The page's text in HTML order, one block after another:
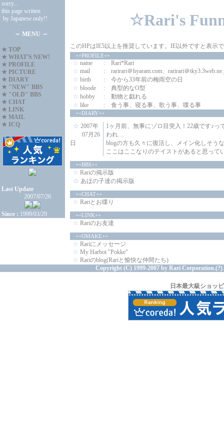
sorry...
this page written
by Japanese only!!
～ MENU ～
★ TOP
★ WHAT'S NEW!
★ PROFILE
★ PICTURE
★ DIARY
★ "NEW" BBS
★ "OLD" BBS
★ CHAT
★ LINK
★ MAIL
★ ICQ
Last Update
2007/07/26
Since : 1999/03/29
☆Rari's
このHPはIE5以上を推奨しています。IE以外ですと表示
++PROFILE++
☆ name
: Rari*Rari
☆ mail : rarirari＠hyaram.com、 rarirari＠
☆ birth
: 今から33年前の梅雨空の日
☆ bloode
: 典型的なO型
☆ hobby
: 動物と戯れる
☆ like : 食う事、寝る事、歌う事、喋る事
++DIARY++
☆ 2007年
07月26
日
1ヶ月前、無事にゾロ目突入！22歳です♪
われ…
blogの方も久々に復活し、メイン化しそう
ここはここなりのテイストがあると思って
++BBS++
☆ Rariの掲示版
☆ あほの子達の掲示版
++CHAT++
☆ Rariとお喋り
++LINK++
☆ Rariのお友達
++OMAKE++
☆ Rariにメッセージ
☆ My Harbot "Pokke"
☆ Rariのblog(Rariと愉快な仲間たち)
Copyright (C) 1999-2007 by Rari Corporation.(?)
日本最大級ショッ